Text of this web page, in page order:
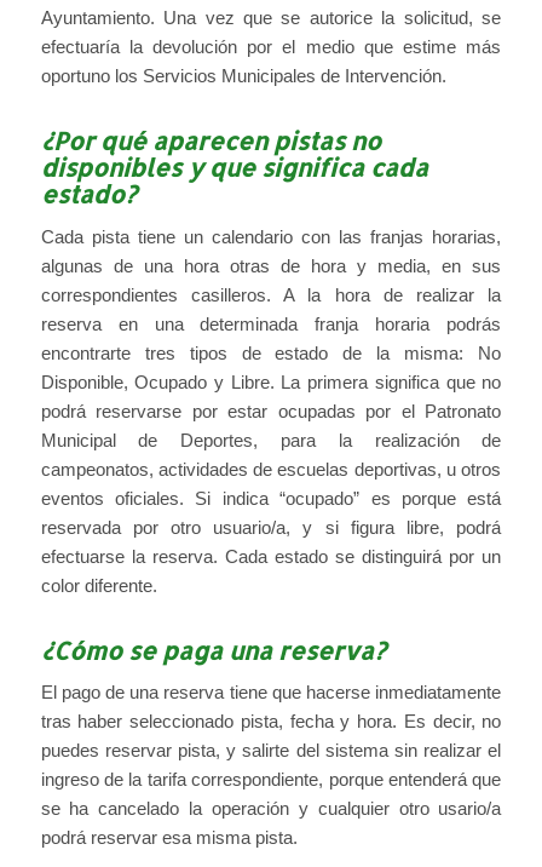
Ayuntamiento. Una vez que se autorice la solicitud, se
efectuaría la devolución por el medio que estime más
oportuno los Servicios Municipales de Intervención.
¿Por qué aparecen pistas no
disponibles y que significa cada
estado?
Cada pista tiene un calendario con las franjas horarias,
algunas de una hora otras de hora y media, en sus
correspondientes casilleros. A la hora de realizar la
reserva en una determinada franja horaria podrás
encontrarte tres tipos de estado de la misma: No
Disponible, Ocupado y Libre. La primera significa que no
podrá reservarse por estar ocupadas por el Patronato
Municipal de Deportes, para la realización de
campeonatos, actividades de escuelas deportivas, u otros
eventos oficiales. Si indica “ocupado” es porque está
reservada por otro usuario/a, y si figura libre, podrá
efectuarse la reserva. Cada estado se distinguirá por un
color diferente.
¿Cómo se paga una reserva?
El pago de una reserva tiene que hacerse inmediatamente
tras haber seleccionado pista, fecha y hora. Es decir, no
puedes reservar pista, y salirte del sistema sin realizar el
ingreso de la tarifa correspondiente, porque entenderá que
se ha cancelado la operación y cualquier otro usario/a
podrá reservar esa misma pista.